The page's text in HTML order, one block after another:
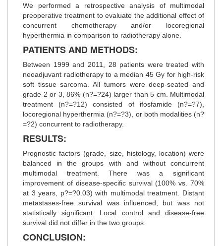
We performed a retrospective analysis of multimodal
preoperative treatment to evaluate the additional effect of
concurrent chemotherapy and/or locoregional
hyperthermia in comparison to radiotherapy alone.
PATIENTS AND METHODS:
Between 1999 and 2011, 28 patients were treated with
neoadjuvant radiotherapy to a median 45 Gy for high-risk
soft tissue sarcoma. All tumors were deep-seated and
grade 2 or 3, 86% (n?=?24) larger than 5 cm. Multimodal
treatment (n?=?12) consisted of ifosfamide (n?=?7),
locoregional hyperthermia (n?=?3), or both modalities (n?
=?2) concurrent to radiotherapy.
RESULTS:
Prognostic factors (grade, size, histology, location) were
balanced in the groups with and without concurrent
multimodal treatment. There was a significant
improvement of disease-specific survival (100% vs. 70%
at 3 years, p?=?0.03) with multimodal treatment. Distant
metastases-free survival was influenced, but was not
statistically significant. Local control and disease-free
survival did not differ in the two groups.
CONCLUSION: